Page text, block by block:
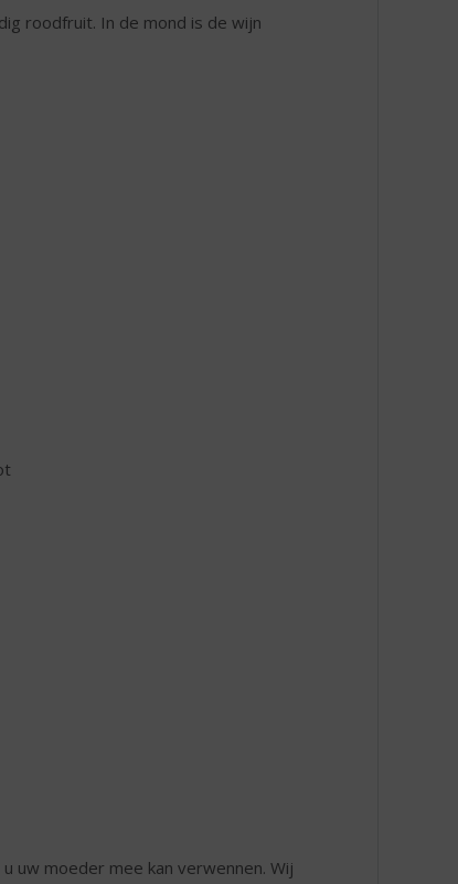
roodfruit. In de mond is de wijn
uw moeder mee kan verwennen. Wij